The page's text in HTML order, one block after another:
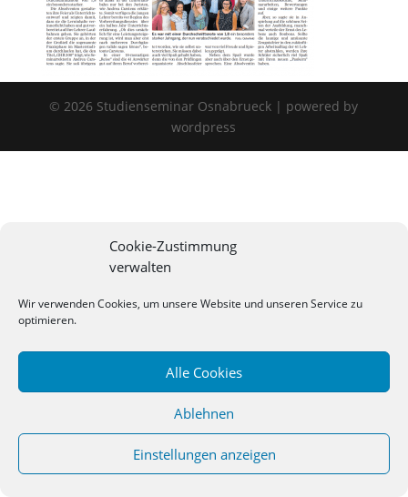
Cookie-Zustimmung
verwalten
Wir verwenden Cookies, um unsere Website und unseren Service zu
optimieren.
Alle Cookies
Ablehnen
Einstellungen anzeigen
© 2026 Studienseminar Osnabrueck | powered by
wordpress